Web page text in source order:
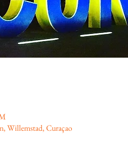
Willemstad, Curaçao